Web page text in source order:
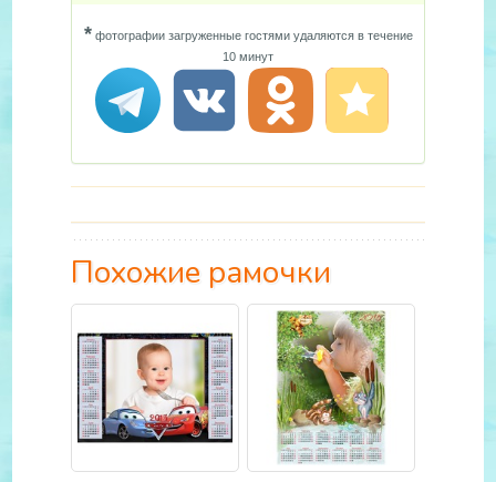
*фотографии загруженные гостями удаляются в течение
10 минут
Похожие рамочки